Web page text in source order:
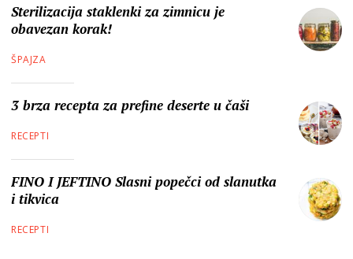
Sterilizacija staklenki za zimnicu je
obavezan korak!
ŠPAJZA
3 brza recepta za prefine deserte u čaši
RECEPTI
FINO I JEFTINO Slasni popečci od slanutka
i tikvica
RECEPTI